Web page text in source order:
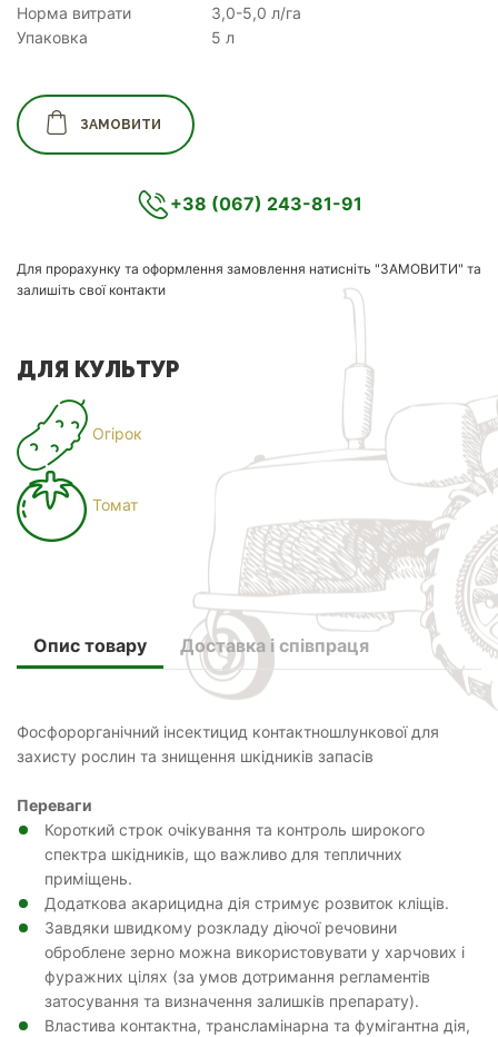
Норма витрати
3,0-5,0 л/га
Упаковка
5 л
ЗАМОВИТИ
+38 (067) 243-81-91
Для прорахунку та оформлення замовлення натисніть "ЗАМОВИТИ" та
залишіть свої контакти
ДЛЯ КУЛЬТУР
Огірок
Томат
Опис товару Доставка і співпраця
Фосфорорганічний інсектицид контактношлункової для
захисту рослин та знищення шкідників запасів
Переваги
Короткий строк очікування та контроль широкого
спектра шкідників, що важливо для тепличних
приміщень.
Додаткова акарицидна дія стримує розвиток кліщів.
Завдяки швидкому розкладу діючої речовини
оброблене зерно можна використовувати у харчових і
фуражних цілях (за умов дотримання регламентів
затосування та визначення залишків препарату).
Властива контактна, трансламінарна та фумігантна дія,